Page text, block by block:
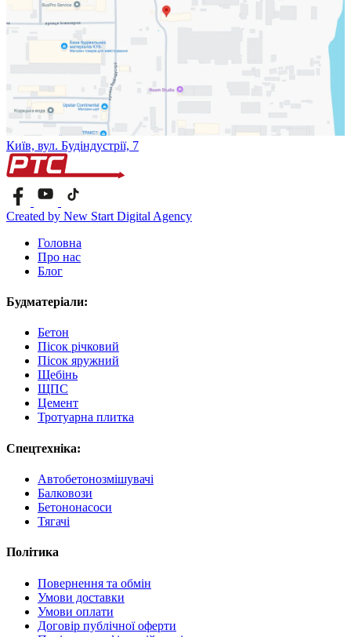
Київ, вул. Будіндустрії, 7
Created by New Start Digital Agency
Головна
Про нас
Блог
Будматеріали:
Бетон
Пісок річковий
Пісок яружний
Щебінь
ЩПС
Цемент
Тротуарна плитка
Спецтехніка:
Автобетонозмішувачі
Балковози
Бетононасоси
Тягачі
Політика
Повернення та обмін
Умови доставки
Умови оплати
Договір публічної оферти